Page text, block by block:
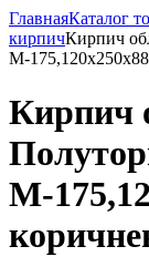
ГлавнаяКаталог
кирпичКирпич
М-
Кирпич
М-